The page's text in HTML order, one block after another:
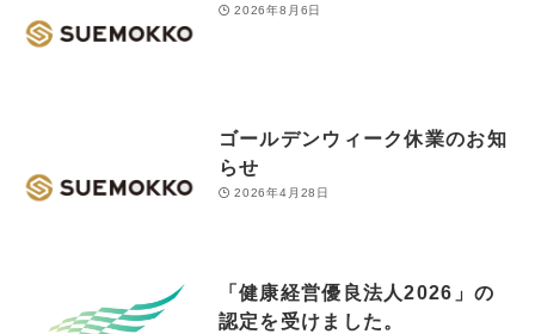
2026年8月6日
ゴールデンウィーク休業のお知
らせ
2026年4月28日
「健康経営優良法人2026」の
認定を受けました。